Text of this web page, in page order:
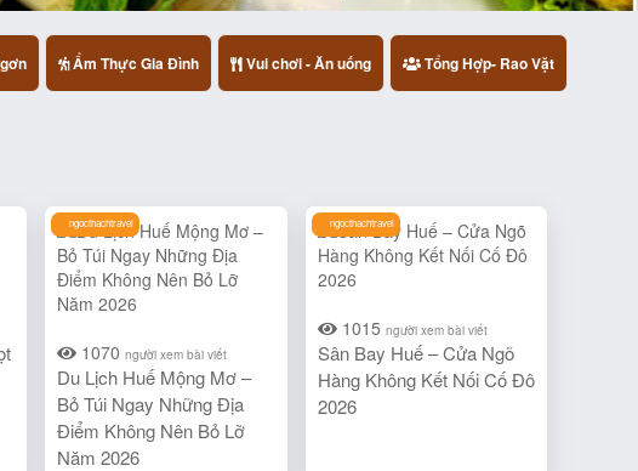
Ẩm Thực Gia Đình Vui chơi - Ăn uống Tổng Hợp- Rao Vặt
ngocthachtravel
1070người xem bài viết
Du Lịch Huế Mộng Mơ –
Bỏ Túi Ngay Những Địa
Điểm Không Nên Bỏ Lỡ
Năm 2026
ngocthachtravel
1015 người xem bài viết
Sân Bay Huế – Cửa Ngõ
Hàng Không Kết Nối Cố Đô
2026